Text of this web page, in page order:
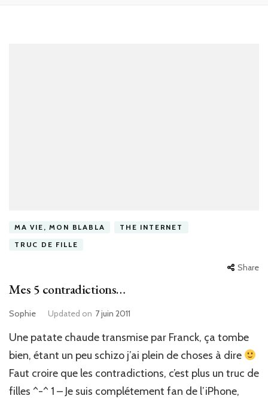
MA VIE, MON BLABLA
THE INTERNET
TRUC DE FILLE
Share
Mes 5 contradictions…
Sophie Updated on 7 juin 2011
Une patate chaude transmise par Franck, ça tombe
bien, étant un peu schizo j’ai plein de choses à dire
Faut croire que les contradictions, c’est plus un truc de
filles ^-^ 1 – Je suis complétement fan de l’iPhone,